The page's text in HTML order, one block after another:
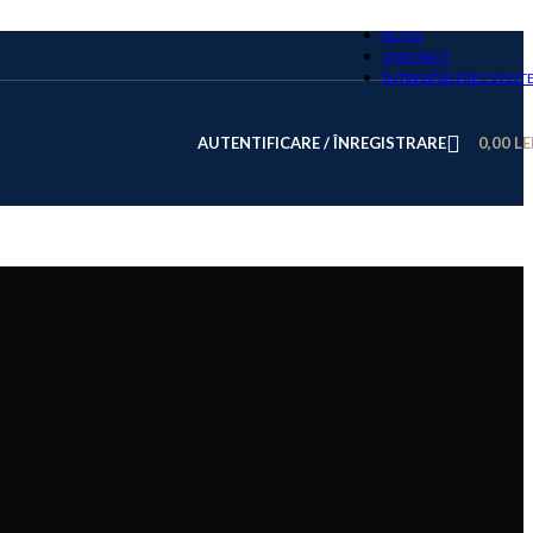
BLOG
CONTACT
ÎNTREBĂRI
AUTENTIFICARE / ÎNREGISTRARE 0,00